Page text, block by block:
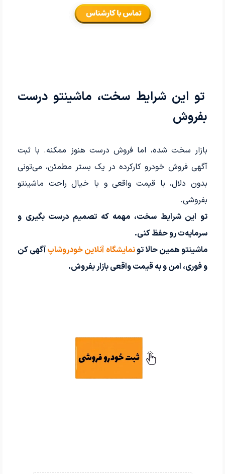
تو این شرایط سخت، ماشینتو درست
بفروش
بازار سخت شده، اما فروش درست هنوز ممکنه. با ثبت
آگهی فروش خودرو کارکرده در یک بستر مطمئن، می‌تونی
بدون دلال، با قیمت واقعی و با خیال راحت ماشینتو
بفروشی.
تو این شرایط سخت، مهمه که تصمیم درست بگیری و
سرمایه‌ت رو حفظ کنی.
ماشینتو همین حالا تونمایشگاه آنلاین خودروشاپآگهی کن
و فوری، امن و به قیمت واقعی بازار بفروش.